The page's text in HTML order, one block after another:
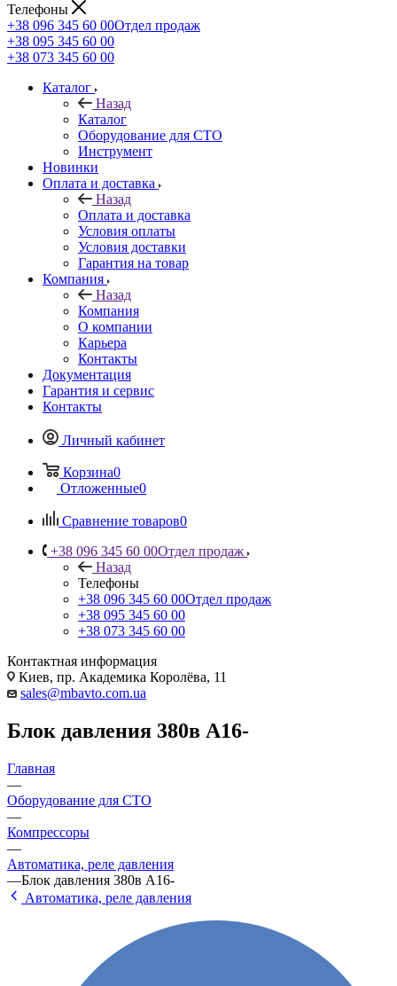
Телефоны
+38 096 345 60 00Отдел продаж
+38 095 345 60 00
+38 073 345 60 00
Каталог
Назад
Каталог
Оборудование для СТО
Инструмент
Новинки
Оплата и доставка
Назад
Оплата и доставка
Условия оплаты
Условия доставки
Гарантия на товар
Компания
Назад
Компания
О компании
Карьера
Контакты
Документация
Гарантия и сервис
Контакты
Личный кабинет
Корзина0
Отложенные0
Сравнение товаров0
+38 096 345 60 00Отдел продаж
Назад
Телефоны
+38 096 345 60 00Отдел продаж
+38 095 345 60 00
+38 073 345 60 00
Контактная информация
Киев, пр. Академика Королёва, 11
sales@mbavto.com.ua
Блок давления 380в A16-
Главная
—
Оборудование для СТО
—
Компрессоры
—
Автоматика, реле давления
—Блок давления 380в A16-
Автоматика, реле давления